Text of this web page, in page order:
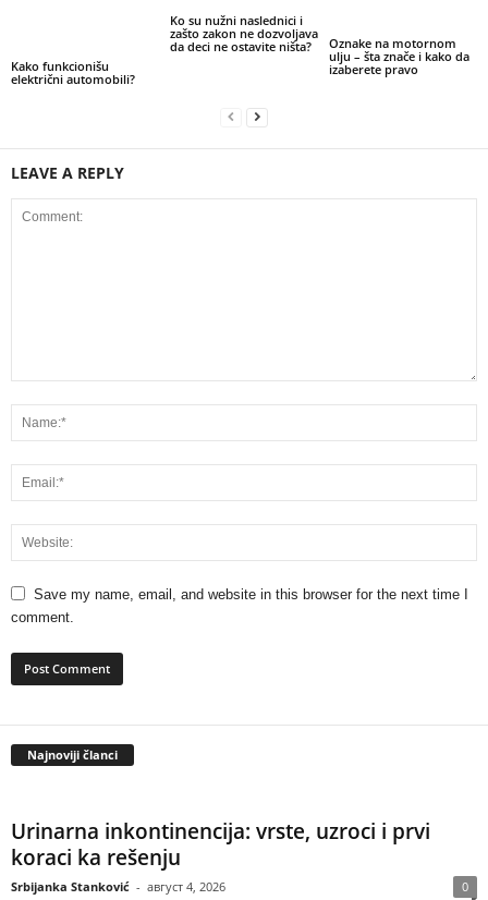
Kako funkcionišu
električni automobili?
Ko su nužni naslednici i
zašto zakon ne dozvoljava
da deci ne ostavite ništa?
Oznake na motornom
ulju – šta znače i kako da
izaberete pravo
LEAVE A REPLY
Save my name, email, and website in this browser for the next time I
comment.
Najnoviji članci
Urinarna inkontinencija: vrste, uzroci i prvi
koraci ka rešenju
Srbijanka Stanković - август 4, 2026 0